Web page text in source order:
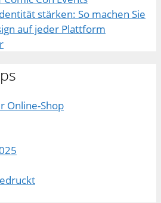
stärken: So machen Sie
auf jeder Plattform
Online-Shop